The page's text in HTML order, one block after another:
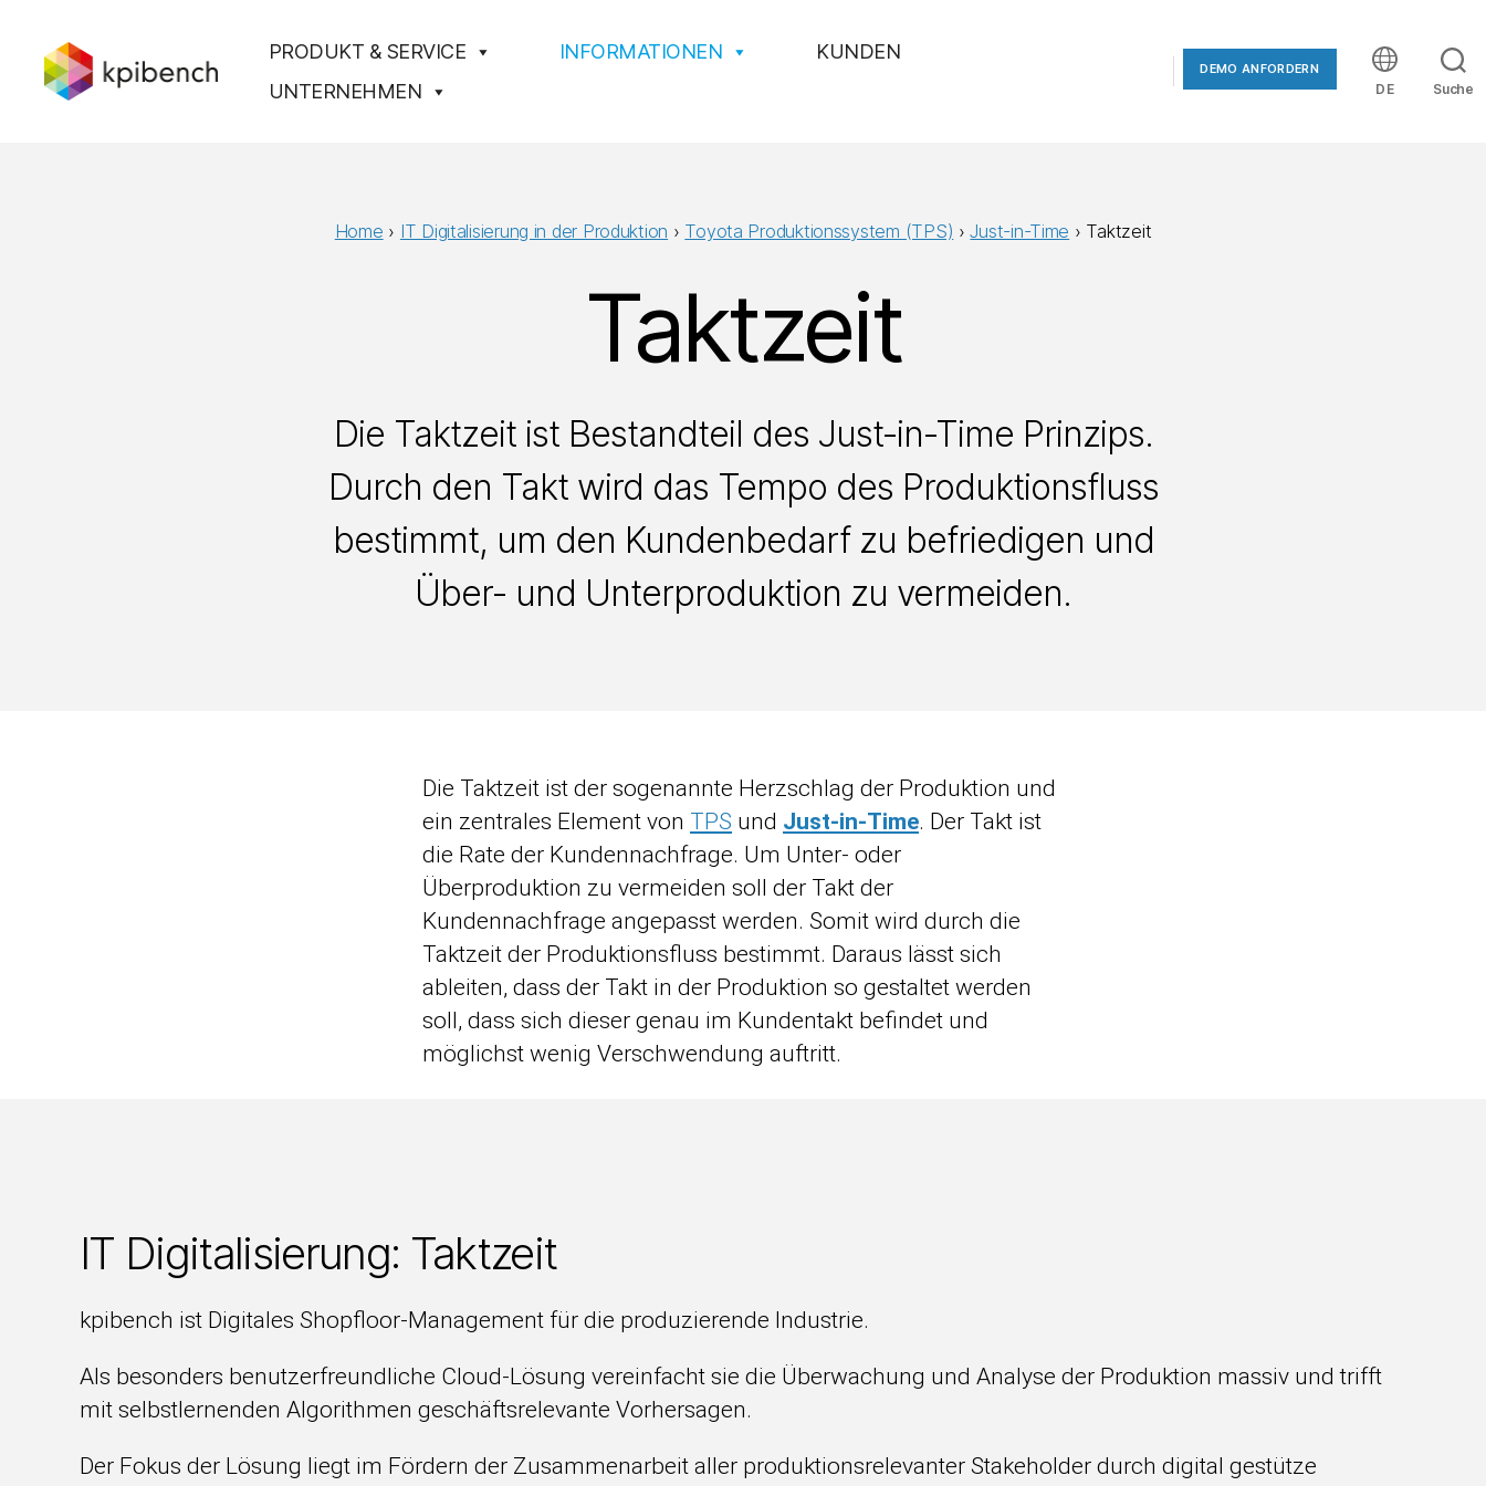
PRODUKT & SERVICE INFORMATIONEN
KUNDEN
UNTERNEHMEN
DEMO ANFORDERN
DE Suche
Home › IT Digitalisierung in der Produktion › Toyota Produktionssystem (TPS) ›Just-in-Time › Taktzeit
Taktzeit
Die Taktzeit ist Bestandteil des Just-in-Time Prinzips.
Durch den Takt wird das Tempo des Produktionsfluss
bestimmt, um den Kundenbedarf zu befriedigen und
Über- und Unterproduktion zu vermeiden.
Die Taktzeit ist der sogenannte Herzschlag der Produktion und
ein zentrales Element von TPS und Just-in-Time. Der Takt ist
die Rate der Kundennachfrage. Um Unter- oder
Überproduktion zu vermeiden soll der Takt der
Kundennachfrage angepasst werden. Somit wird durch die
Taktzeit der Produktionsfluss bestimmt. Daraus lässt sich
ableiten, dass der Takt in der Produktion so gestaltet werden
soll, dass sich dieser genau im Kundentakt befindet und
möglichst wenig Verschwendung auftritt.
IT Digitalisierung: Taktzeit
kpibench ist Digitales Shopfloor-Management für die produzierende Industrie.
Als besonders benutzerfreundliche Cloud-Lösung vereinfacht sie die Überwachung und Analyse der Produktion massiv und trifft
mit selbstlernenden Algorithmen geschäftsrelevante Vorhersagen.
Der Fokus der Lösung liegt im Fördern der Zusammenarbeit aller produktionsrelevanter Stakeholder durch digital gestütze